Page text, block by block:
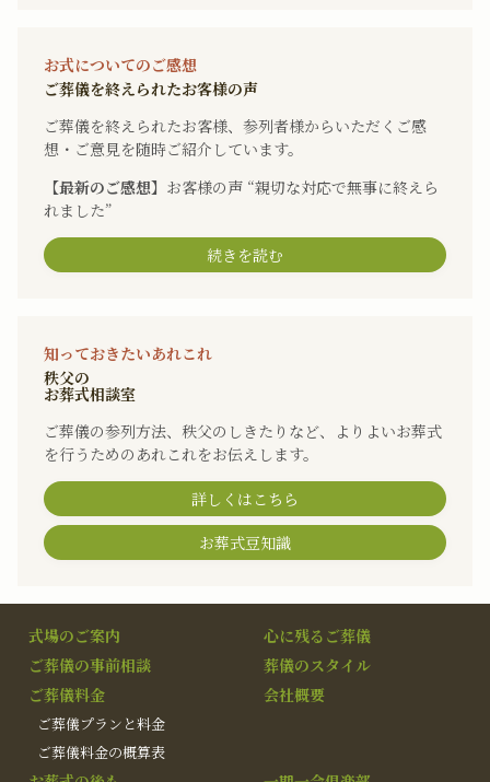
お式についてのご感想
ご葬儀を終えられたお客様の声
ご葬儀を終えられたお客様、参列者様からいただくご感
想・ご意見を随時ご紹介しています。
【最新のご感想】 お客様の声 “親切な対応で無事に終えら
れました”
続きを読む
知っておきたいあれこれ
秩父の
お葬式相談室
ご葬儀の参列方法、秩父のしきたりなど、よりよいお葬式
を行うためのあれこれをお伝えします。
詳しくはこちら
お葬式豆知識
式場のご案内
心に残るご葬儀
ご葬儀の事前相談
葬儀のスタイル
ご葬儀料金
ご葬儀プランと料金
ご葬儀料金の概算表
会社概要